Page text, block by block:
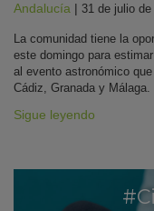
Andalucía | 31 de julio de
La comunidad tiene la
este domingo para
al evento astronómico
Cádiz, Granada y Málaga.
Sigue leyendo